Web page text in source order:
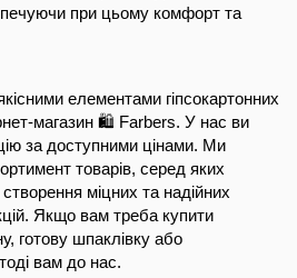
при цьому комфорт та
елементами гіпсокартонних
магазин 🛍️ Farbers. У нас ви
за доступними цінами. Ми
товарів, серед яких
міцних та надійних
Якщо вам треба купити
готову шпаклівку або
тоді вам до нас.